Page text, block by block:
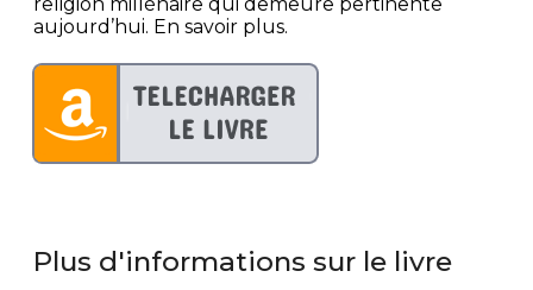
aujourd’hui. En savoir plus.
Plus d'informations sur le livre